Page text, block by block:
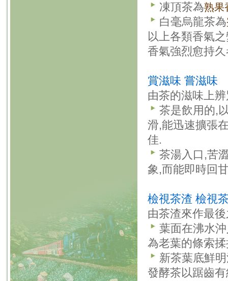
凍頂茶為熟果
白毫烏龍茶為
以上各類香氣
香氣強烈愈持
賞滋味 嘗滋味
由茶的滋味上
茶是飲用的,
滑,能迅速擴張
佳.
茶湯入口,苦
象,而能即時回
檢視茶渣 檢視
由茶渣來作最
葉面在沸水
為老葉的條索
新茶葉底鮮
發酵茶以踞齒